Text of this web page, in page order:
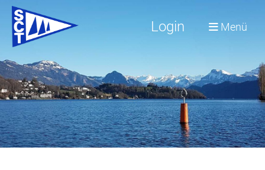
Login Menü